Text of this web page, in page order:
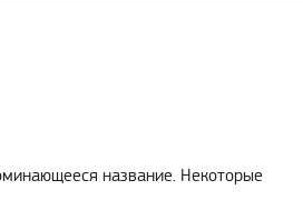
название. Некоторые